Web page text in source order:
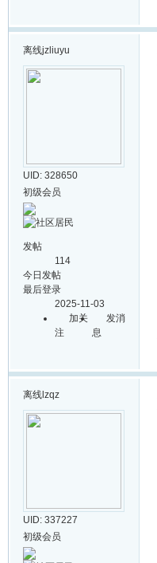
离线jzliuyu
UID: 328650
初级会员
发帖
114
今日发帖
最后登录
2025-11-03
加关
注
发消
息
离线 lzqz
UID: 337227
初级会员